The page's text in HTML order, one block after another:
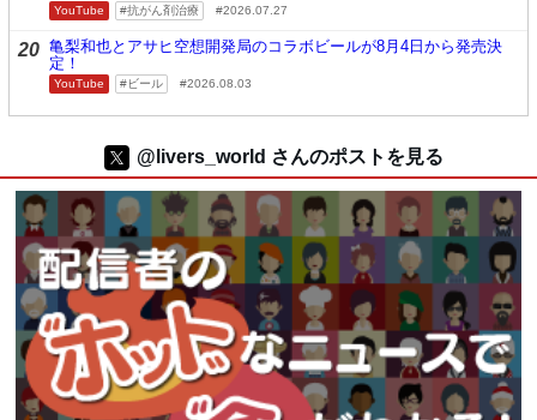
YouTube 抗がん剤治療 2026.07.27
20 亀梨和也とアサヒ空想開発局のコラボビールが8月4日から発売決
定！
YouTube ビール 2026.08.03
@livers_world さんのポストを見る